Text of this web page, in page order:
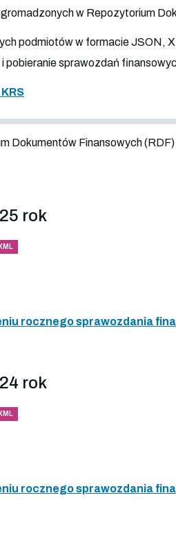
w Repozytorium
podmiotów w formacie JSON,
pobieranie sprawozdań
Dokumentów Finansowych
rok
rocznego sprawozdania
rok
rocznego sprawozdania